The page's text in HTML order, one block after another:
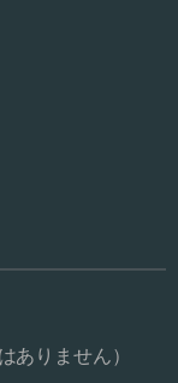
りません）